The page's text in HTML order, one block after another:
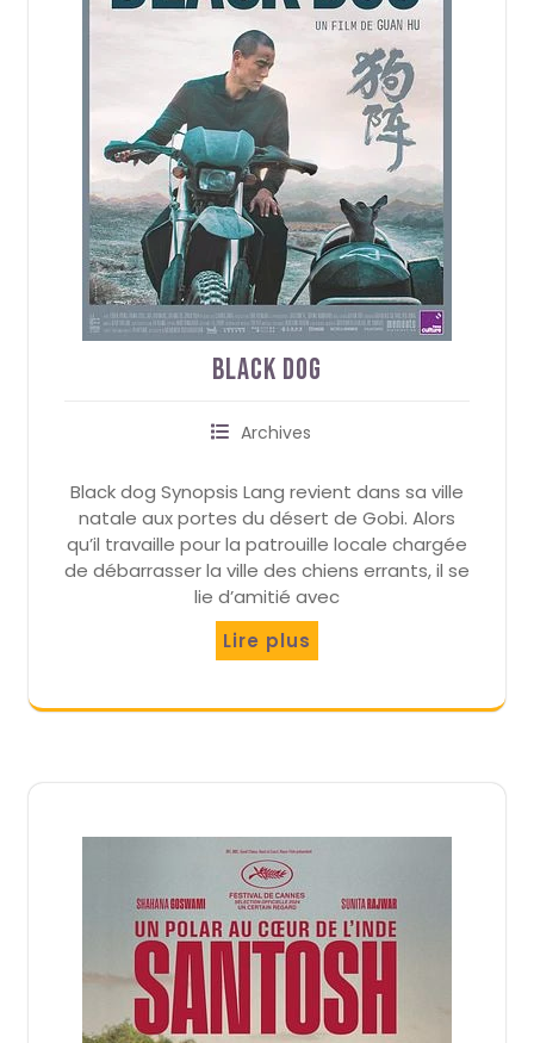
Black Dog
Archives
Black dog Synopsis Lang revient dans sa ville
natale aux portes du désert de Gobi. Alors
qu’il travaille pour la patrouille locale chargée
de débarrasser la ville des chiens errants, il se
lie d’amitié avec
Lire plus